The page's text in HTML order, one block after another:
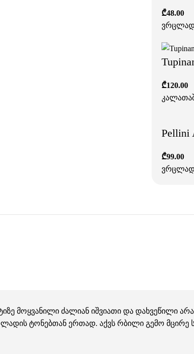
₾48.00
₾120.00
Pellini
₾99.00
მოყვანილი ძალიან იშვიათი და დახვეწილი
ტონებთან ერთად. აქვს რბილი გემო მცირე